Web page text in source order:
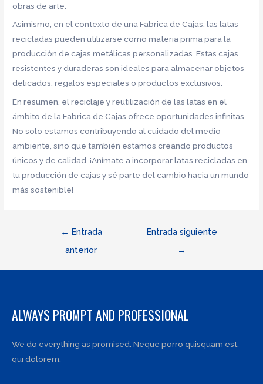
obras de arte.
Asimismo, en el contexto de una Fabrica de Cajas, las latas
recicladas pueden utilizarse como materia prima para la
producción de cajas metálicas personalizadas. Estas cajas
resistentes y duraderas son ideales para almacenar objetos
delicados, regalos especiales o productos exclusivos.
En resumen, el reciclaje y reutilización de las latas en el
ámbito de la Fabrica de Cajas ofrece oportunidades infinitas.
No solo estamos contribuyendo al cuidado del medio
ambiente, sino que también estamos creando productos
únicos y de calidad. ¡Anímate a incorporar latas recicladas en
tu producción de cajas y sé parte del cambio hacia un mundo
más sostenible!
Navegación
← Entrada
anterior
Entrada siguiente
→
ALWAYS PROMPT AND PROFESSIONAL
We do everything as promised. Neque porro quisquam est,
qui dolorem.